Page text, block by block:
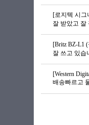
[로지텍 시그
[Britz BZ-L1
잘 쓰고 있습
[Western
배송빠르고